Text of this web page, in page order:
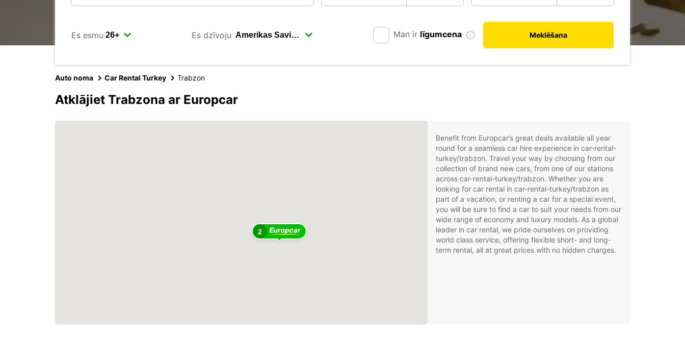
Es esmu Es dzīvoju Man ir līgumcena Meklēšana
Auto noma Car Rental Turkey Trabzon
Atklājiet Trabzona ar Europcar
2
Benefit from Europcar’s great deals available all year
round for a seamless car hire experience in car-rental-
turkey/trabzon. Travel your way by choosing from our
collection of brand new cars, from one of our stations
across car-rental-turkey/trabzon. Whether you are
looking for car rental in car-rental-turkey/trabzon as
part of a vacation, or renting a car for a special event,
you will be sure to find a car to suit your needs from our
wide range of economy and luxury models. As a global
leader in car rental, we pride ourselves on providing
world class service, offering flexible short- and long-
term rental, all at great prices with no hidden charges.